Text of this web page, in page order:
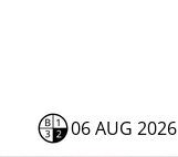
06 AUG 2026